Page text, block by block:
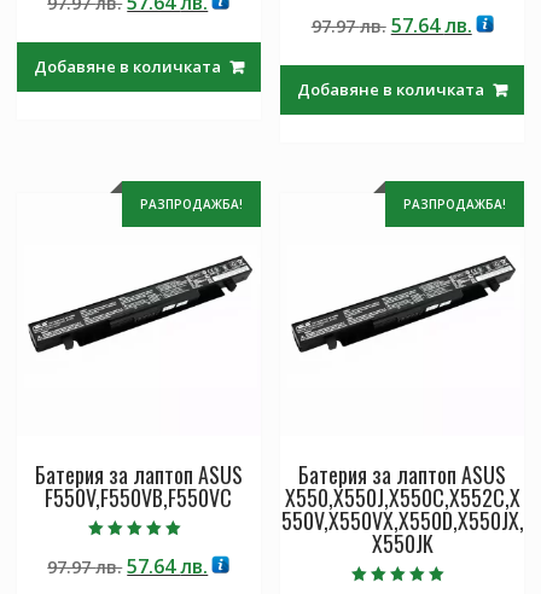
от 5
97.97 лв..57.64 лв..
Добавяне в количката
4.50
от 5
97.97лв. Original
97.97 лв..
57.64лв.
57.64
Добавяне в количката
РАЗПРОДАЖБА!
Батерия за лаптоп ASUS
F550V,F550VB,F550VC
5.00
от 5
97.97лв.Original
57.64лв.Текущата
РАЗПРОДАЖБА!
Батерия за лаптоп ASUS
X550,X550J,X550C,X552C,X
550V,X550VX,X550D,X550JX,
X550JK